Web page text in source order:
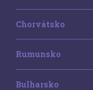
Chorvátsko
Rumunsko
Bulharsko